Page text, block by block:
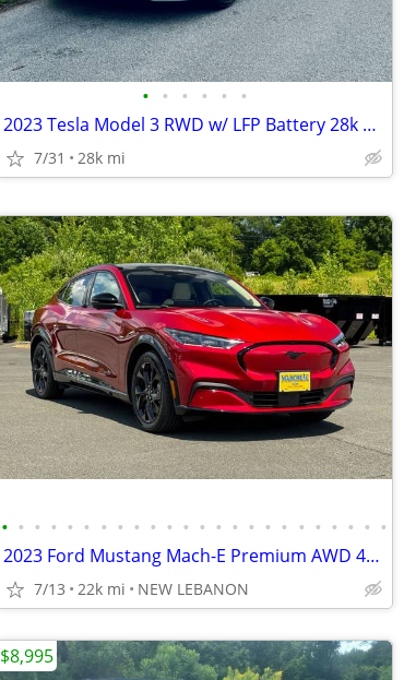
• • • • • •
2023 Tesla Model 3 RWD w/ LFP Battery 28k miles
7/31 28k mi
• • • • • • • • • • • • • • • • • • • • • • • •
2023 Ford Mustang Mach-E Premium AWD 4dr SUV 21800 Miles
7/13 22k mi NEW LEBANON
$8,995